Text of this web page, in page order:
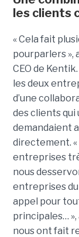
les clients
« Cela fait
pourparlers »,
CEO de
les deux
d’une
des clients
demandaient
directement.
entreprises
nous
entreprises du
appel pour
principales… »,
nous ont fait